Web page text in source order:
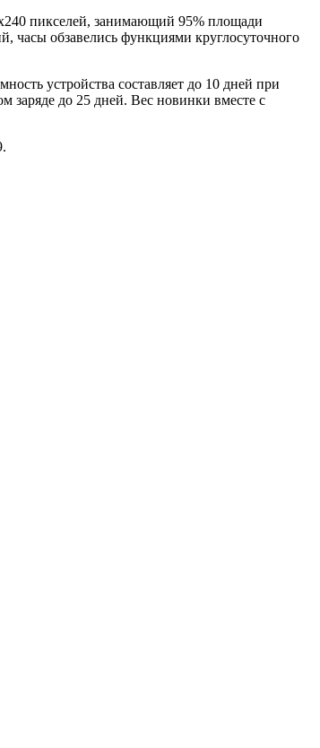
пикселей, занимающий 95% площади
обзавелись функциями круглосуточного
устройства составляет до 10 дней при
заряде до 25 дней. Вес новинки вместе с